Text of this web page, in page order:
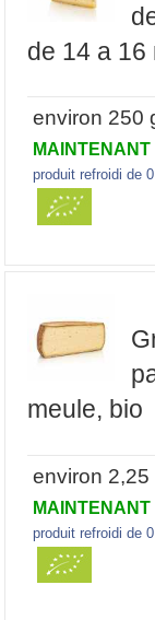
de 14 a 16
environ
produit refroidi de
meule, bio
environ
produit refroidi de